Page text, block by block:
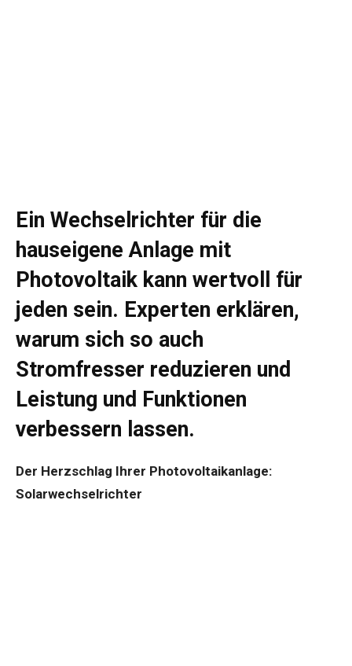
Ein Wechselrichter für die
hauseigene Anlage mit
Photovoltaik kann wertvoll für
jeden sein. Experten erklären,
warum sich so auch
Stromfresser reduzieren und
Leistung und Funktionen
verbessern lassen.
Der Herzschlag Ihrer Photovoltaikanlage:
Solarwechselrichter